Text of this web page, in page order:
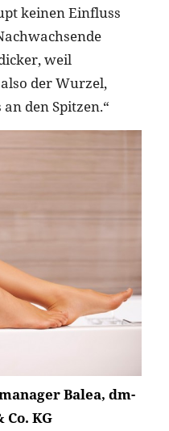
keinen Einfluss
weil
der Wurzel,
den Spitzen.“
Balea, dm-
KG